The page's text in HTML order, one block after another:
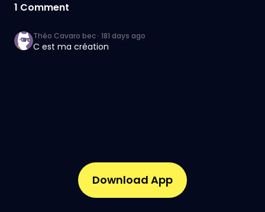
1 Comment
Théo Cavaro bec · 181 days ago
C est ma création
Download App